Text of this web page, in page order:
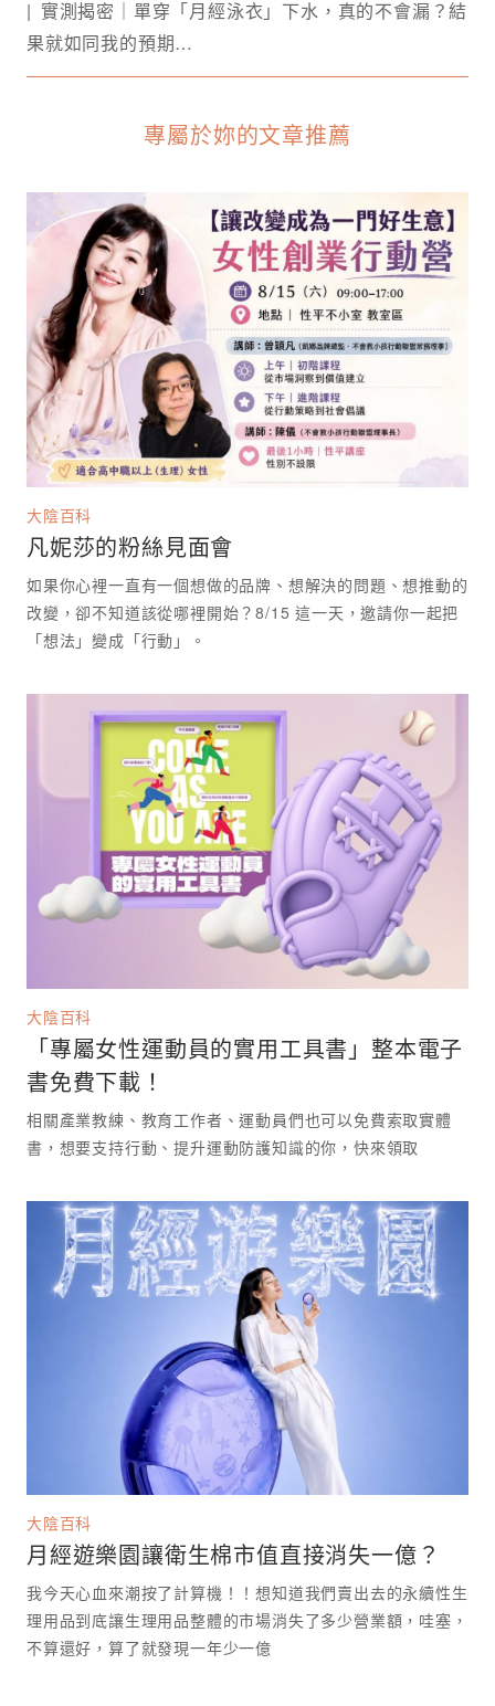
實測揭密｜單穿「月經泳衣」下水，真的不會漏？結
果就如同我的預期…
專屬於妳的文章推薦
大陰百科
凡妮莎的粉絲見面會
如果你心裡一直有一個想做的品牌、想解決的問題、想推動的
改變，卻不知道該從哪裡開始？8/15 這一天，邀請你一起把
「想法」變成「行動」。
大陰百科
「專屬女性運動員的實用工具書」整本電子
書免費下載！
相關產業教練、教育工作者、運動員們也可以免費索取實體
書，想要支持行動、提升運動防護知識的你，快來領取
大陰百科
月經遊樂園讓衛生棉市值直接消失一億？
我今天心血來潮按了計算機！！想知道我們賣出去的永續性生
理用品到底讓生理用品整體的市場消失了多少營業額，哇塞，
不算還好，算了就發現一年少一億￼￼